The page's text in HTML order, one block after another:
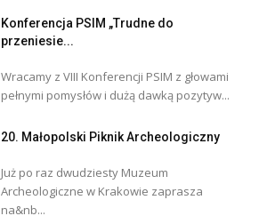
Konferencja PSIM „Trudne do
przeniesie...
Wracamy z VIII Konferencji PSIM z głowami
pełnymi pomysłów i dużą dawką pozytyw...
20. Małopolski Piknik Archeologiczny
Już po raz dwudziesty Muzeum
Archeologiczne w Krakowie zaprasza
na&nb...